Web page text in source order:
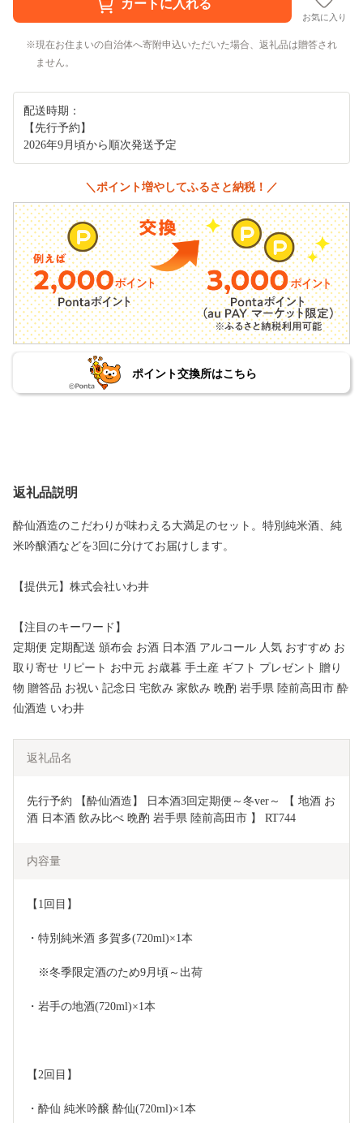
お気に入り
現在お住まいの自治体へ寄附申込いただいた場合、返礼品は贈答され
ません。
配送時期：
【先行予約】
2026年9月頃から順次発送予定
＼ポイント増やしてふるさと納税！／
ポイント交換所はこちら
返礼品説明
酔仙酒造のこだわりが味わえる大満足のセット。特別純米酒、純
米吟醸酒などを3回に分けてお届けします。
【提供元】株式会社いわ井
【注目のキーワード】
定期便 定期配送 頒布会 お酒 日本酒 アルコール 人気 おすすめ お
取り寄せ リピート お中元 お歳暮 手土産 ギフト プレゼント 贈り
物 贈答品 お祝い 記念日 宅飲み 家飲み 晩酌 岩手県 陸前高田市 酔
仙酒造 いわ井
返礼品名
先行予約 【酔仙酒造】 日本酒3回定期便～冬ver～ 【 地酒 お
酒 日本酒 飲み比べ 晩酌 岩手県 陸前高田市 】 RT744
内容量
【1回目】
・特別純米酒 多賀多(720ml)×1本
※冬季限定酒のため9月頃～出荷
・岩手の地酒(720ml)×1本
【2回目】
・酔仙 純米吟醸 酔仙(720ml)×1本